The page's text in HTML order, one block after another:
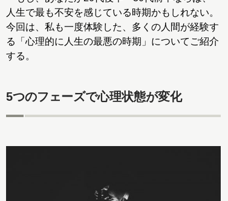
人生で最も不安を感じている時期かもしれない。
今回は、私も一度体験した、多くの人間が経験す
る「心理的に人生の最悪の時期」についてご紹介
する。
5つのフェーズで心理状態が変化